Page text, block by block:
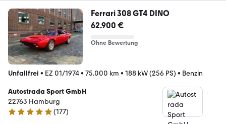
Ferrari 308 GT4 DINO
62.900 €
Ohne Bewertung
Unfallfrei • EZ 01/1974• 75.000 km • 188 kW (256 PS) • Benzin
Autostrada Sport GmbH
22763 Hamburg
5 Sterne
(177)